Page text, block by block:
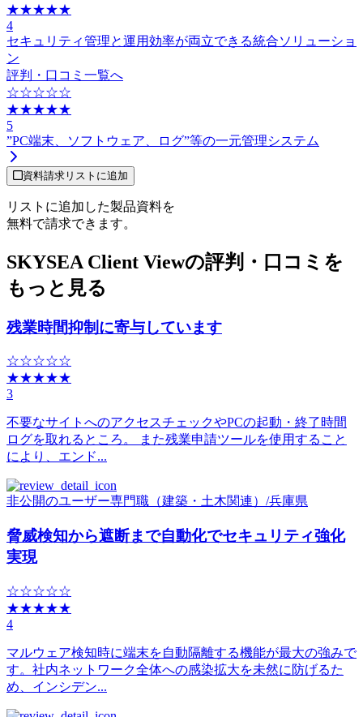
★★★★★
4
セキュリティ管理と運用効率が両立できる統合ソリューショ
ン
評判・口コミ一覧へ
☆☆☆☆☆
★★★★★
5
”PC端末、ソフトウェア、ログ”等の一元管理システム
資料請求リストに追加
リストに追加した製品資料を
無料で請求できます。
SKYSEA Client Viewの評判・口コミを
もっと見る
残業時間抑制に寄与しています
☆☆☆☆☆
★★★★★
3
不要なサイトへのアクセスチェックやPCの起動・終了時間
ログを取れるところ。 また残業申請ツールを使用すること
により、エンド...
非公開のユーザー専門職（建築・土木関連） /兵庫県
脅威検知から遮断まで自動化でセキュリティ強化
実現
☆☆☆☆☆
★★★★★
4
マルウェア検知時に端末を自動隔離する機能が最大の強みで
す。社内ネットワーク全体への感染拡大を未然に防げるた
め、インシデン...